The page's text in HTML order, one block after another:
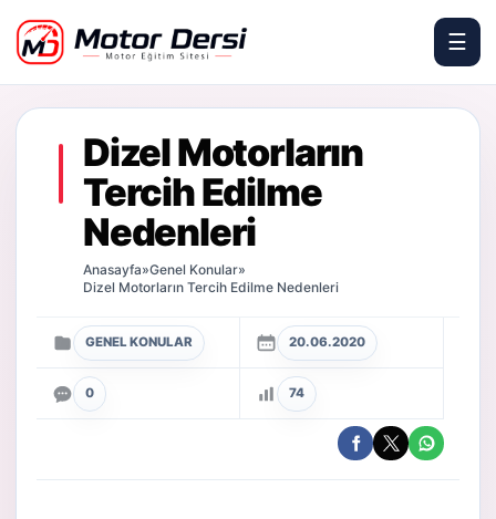
Motor Dersi
☰
Dizel Motorların
Tercih Edilme
Nedenleri
Anasayfa»Genel Konular»
Dizel Motorların Tercih Edilme Nedenleri
GENEL KONULAR 20.06.2020
0 74